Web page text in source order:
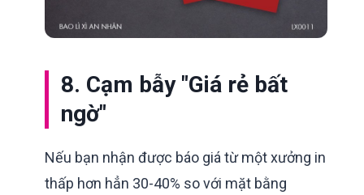
8. Cạm bẫy "Giá rẻ bất
ngờ"
Nếu bạn nhận được báo giá từ một xưởng in
thấp hơn hẳn 30-40% so với mặt bằng